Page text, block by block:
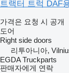
트랙터 트럭 DAF
가격은 요청 시 공개
도어
Right side doors
리투아니아,
EGDA Truckparts
판매자에게 연락